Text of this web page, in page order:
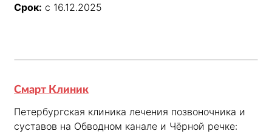
Срок: с 16.12.2025
Смарт Клиник
Петербургская клиника лечения позвоночника и
суставов на Обводном канале и Чёрной речке: